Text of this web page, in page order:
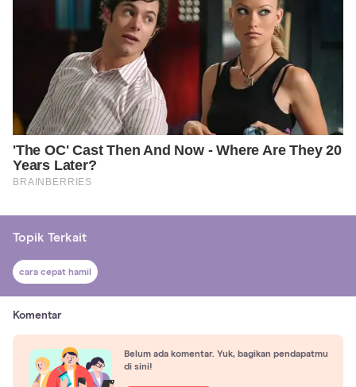
Topik Terkait
cara cepat hamil
Komentar
Belum ada komentar. Yuk, bagikan pendapatmu
di sini!